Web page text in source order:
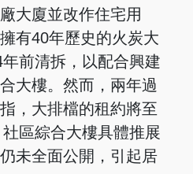
大廈並改作住宅用
有40年歷史的火炭大
前清拆，以配合興建
大樓。然而，兩年過
，大排檔的租約將至
區綜合大樓具體推展
未全面公開，引起居